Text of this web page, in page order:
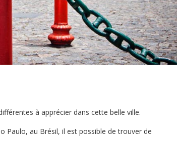
à apprécier dans cette belle ville.
Paulo, au Brésil, il est possible de trouver de